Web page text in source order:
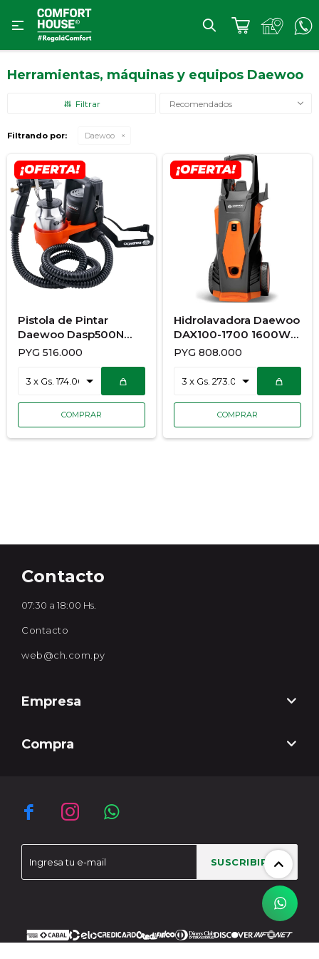

Herramientas, máquinas y equipos Daewoo
Recomendados
Filtrando por: Daewoo
Pistola de Pintar
Daewoo Dasp500N
500W
PYG 516.000
Hidrolavadora Daewoo
DAX100-1700 1600W
HRL
PYG 808.000
  
SUSCRIBIRME
Contacto
07:30 a 18:00 Hs.
Contacto
web@ch.com.py
Empresa
Compra